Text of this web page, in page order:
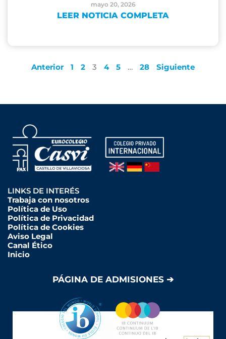
mayo 20, 2026
LEER NOTICIA COMPLETA
Anterior 1 2 3 4 5 … 28 Siguiente
LINKS DE INTERÉS
Trabaja con nosotros
Política de Uso
Política de Privacidad
Política de Cookies
Aviso Legal
Canal Ético
Inicio
PÁGINA DE ADMISIONES ➔